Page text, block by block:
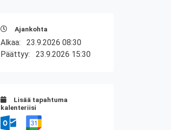
Ajankohta
Alkaa: 23.9.2026 08:30
Päättyy: 23.9.2026 15:30
Lisää tapahtuma
kalenteriisi